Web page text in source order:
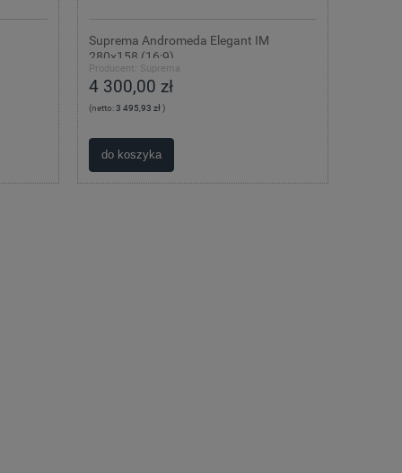
Suprema Andromeda Elegant IM
280x158 (16:9)
Producent: Suprema
4 300,00 zł
(netto:3 495,93 zł)
do koszyka